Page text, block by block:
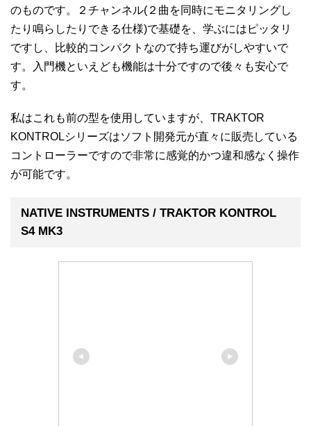
のものです。２チャンネル(２曲を同時にモニタリングし
たり鳴らしたりできる仕様)で基礎を、学ぶにはピッタリ
ですし、比較的コンパクトなので持ち運びがしやすいで
す。入門機といえども機能は十分ですので後々も安心で
す。
私はこれも前の型を使用していますが、TRAKTOR
KONTROLシリーズはソフト開発元が直々に販売している
コントローラーですので非常に感覚的かつ違和感なく操作
が可能です。
NATIVE INSTRUMENTS / TRAKTOR KONTROL
S4 MK3